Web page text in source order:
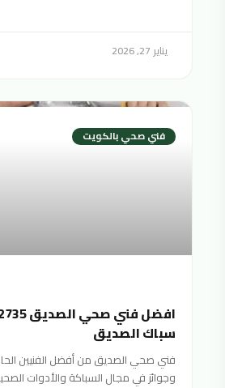
يناير 27, 2026
فني صحي بالكويت
سباك الصديق
فني صحي الصديق من أفضل الفنيين
وجوائز في مجال السباكة والأدوات